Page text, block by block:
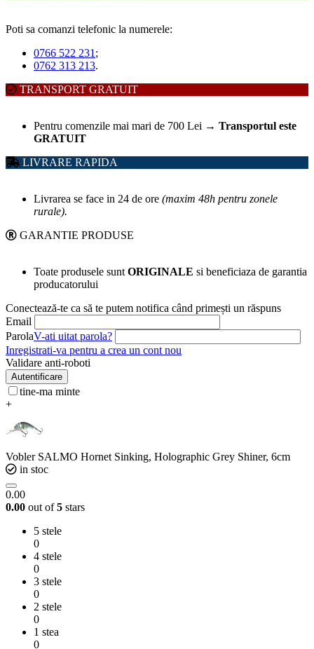
Poti sa comanzi telefonic la numerele:
0766 522 231 ;
0762 313 213.
TRANSPORT GRATUIT
Pentru comenzile mai mari de 700 Lei → Transportul este
GRATUIT
LIVRARE RAPIDA
Livrarea se face in 24 de ore (maxim 48h pentru zonele
rurale).
GARANTIE PRODUSE
Toate produsele sunt ORIGINALE si beneficiaza de garantia
producatorului
Conectează-te ca să te putem notifica când primești un răspuns
Email
ParolaV-ati uitat parola?
Inregistrati-va pentru a crea un cont nou
Validare anti-roboti
Autentificare
tine-ma minte
+
Vobler SALMO Hornet Sinking, Holographic Grey Shiner, 6cm
in stoc
0.00
0.00 out of5 stars
5 stele
0
4 stele
0
3 stele
0
2 stele
0
1 stea
0